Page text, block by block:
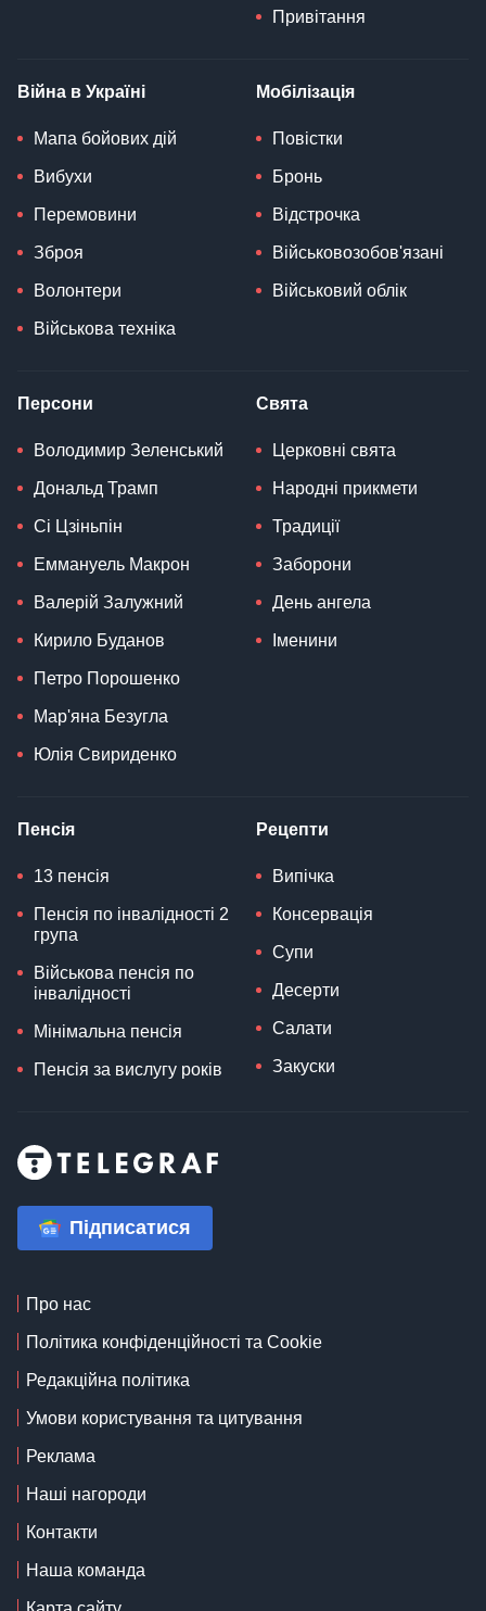
Привітання
Війна в Україні
Мапа бойових дій
Вибухи
Перемовини
Зброя
Волонтери
Військова техніка
Мобілізація
Повістки
Бронь
Відстрочка
Військовозобов'язані
Військовий облік
Персони
Володимир Зеленський
Дональд Трамп
Сі Цзіньпін
Еммануель Макрон
Валерій Залужний
Кирило Буданов
Петро Порошенко
Мар'яна Безугла
Юлія Свириденко
Свята
Церковні свята
Народні прикмети
Традиції
Заборони
День ангела
Іменини
Пенсія
13 пенсія
Пенсія по інвалідності 2
група
Військова пенсія по
інвалідності
Мінімальна пенсія
Пенсія за вислугу років
Рецепти
Випічка
Консервація
Супи
Десерти
Салати
Закуски
Підписатися
Про нас
Політика конфіденційності та Cookie
Редакційна політика
Умови користування та цитування
Реклама
Наші нагороди
Контакти
Наша команда